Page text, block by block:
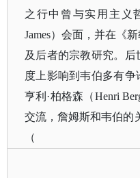
之行中曾与实用主义
James）会面，并在《
及后者的宗教研究。
度上影响到韦伯多有
亨利·柏格森（Henri
交流，詹姆斯和韦伯的
（